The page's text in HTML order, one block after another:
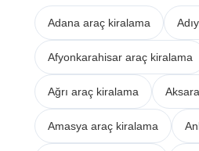
Adana araç kiralama
Afyonkarahisar araç kiralama
Ağrı araç kiralama
Amasya araç kiralama